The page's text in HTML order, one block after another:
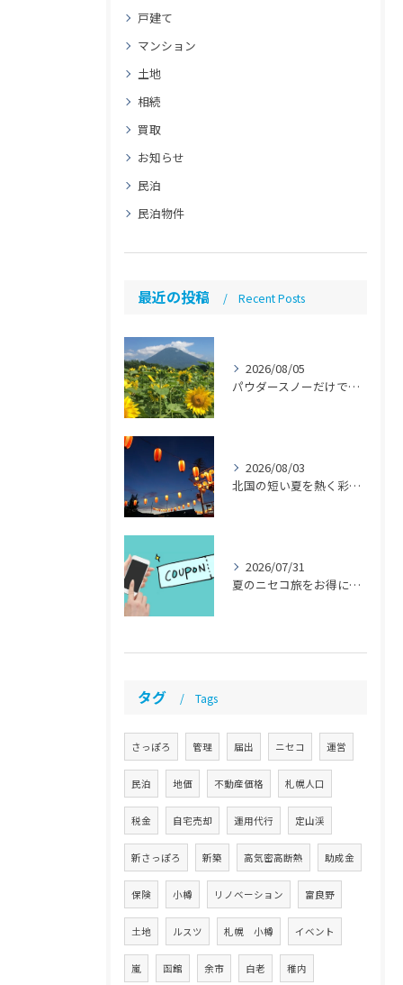
戸建て
マンション
土地
相続
買取
お知らせ
民泊
民泊物件
最近の投稿 Recent Posts
2026/08/05
パウダースノーだけではない魅力「ニセコ民泊のススメ」【ニセコ 民泊 管理 運営代行】
2026/08/03
北国の短い夏を熱く彩る！8月の注目イベント 【札幌 民泊 管理 運営代行】
2026/07/31
夏のニセコ旅をお得に「ニセコサマーパス」とは？ 【札幌 民泊 管理 運営代行】
タグ Tags
さっぽろ 管理 届出 ニセコ 運営
民泊 地価 不動産価格 札幌人口
税金 自宅売却 運用代行 定山渓
新さっぽろ 新築 高気密高断熱 助成金
保険 小樽 リノベーション 富良野
土地 ルスツ 札幌 小樽 イベント
嵐 函館 余市 白老 稚内